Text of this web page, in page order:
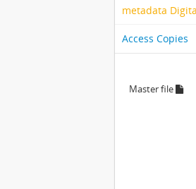
metadata
Access Copies
Master file